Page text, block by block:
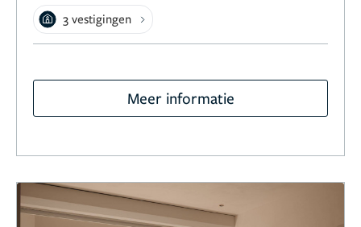
3 vestigingen
Meer informatie